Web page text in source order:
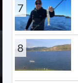
7
8